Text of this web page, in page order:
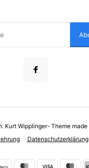
Datenschutzerklärung
Kurt Wipplinger- Theme made